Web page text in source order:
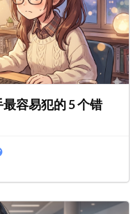
容易犯的 5 个错